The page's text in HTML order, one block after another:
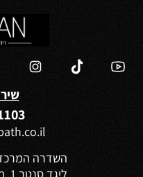
השדרה המרכזית 15 פינת